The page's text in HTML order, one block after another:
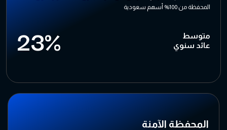
المحفظة من 100% أسهم سعودية
متوسط
عائد سنوي
23%
المحفظة الآمنة